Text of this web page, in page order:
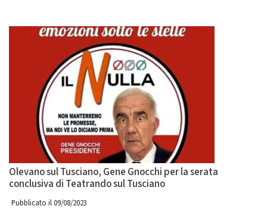
Olevano sul Tusciano, Gene Gnocchi per la serata
conclusiva di Teatrando sul Tusciano
Pubblicato il 09/08/2023